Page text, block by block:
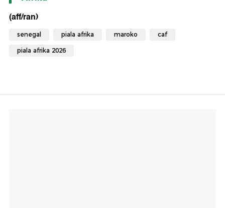
(aff/ran)
senegal piala afrika maroko caf
piala afrika 2026